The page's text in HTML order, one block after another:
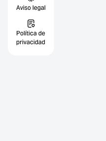
Aviso legal
Política de
privacidad